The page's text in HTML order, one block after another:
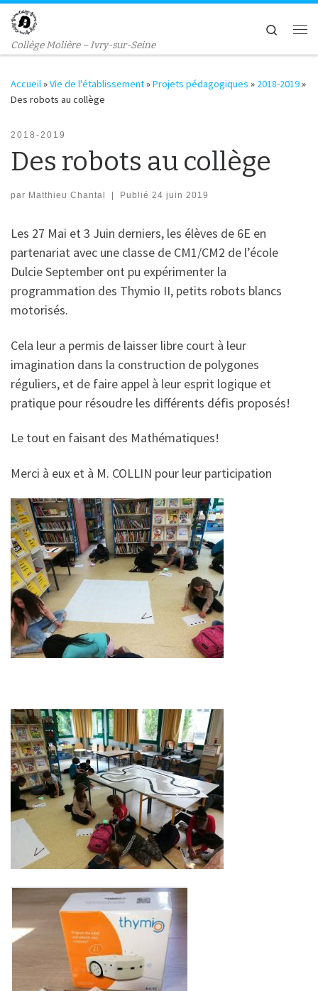
Passer au contenu
Collège Molière – Ivry-sur-Seine
Search
Accueil »Vie de l'établissement»Projets pédagogiques » 2018-2019»
Des robots au collège
2018-2019
Des robots au collège
par Matthieu Chantal Publié 24 juin 2019
Les 27 Mai et 3 Juin derniers, les élèves de 6E en
partenariat avec une classe de CM1/CM2 de l’école
Dulcie September ont pu expérimenter la
programmation des Thymio II, petits robots blancs
motorisés.
Cela leur a permis de laisser libre court à leur
imagination dans la construction de polygones
réguliers, et de faire appel à leur esprit logique et
pratique pour résoudre les différents défis proposés!
Le tout en faisant des Mathématiques!
Merci à eux et à M. COLLIN pour leur participation